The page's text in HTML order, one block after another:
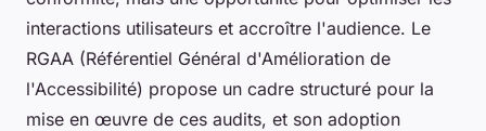
interactions utilisateurs et accroître l'audience. Le
RGAA (Référentiel Général d'Amélioration de
l'Accessibilité) propose un cadre structuré pour la
mise en œuvre de ces audits, et son adoption